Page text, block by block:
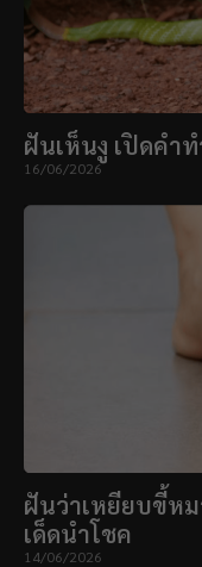
ฝันเห็นงู เปิดคำ
16/06/2026
ฝันว่าเหยียบขี้ห
เด็ดนำโชค
14/06/2026